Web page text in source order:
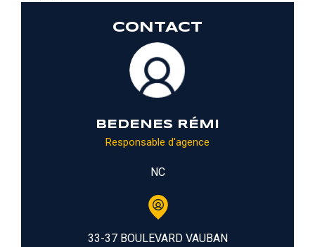
CONTACT
BEDENES RÉMI
Responsable d'agence
NC
33-37 BOULEVARD VAUBAN